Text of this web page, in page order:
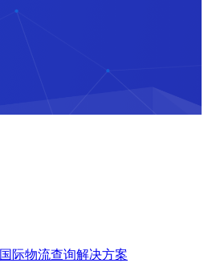
国际物流查询解决方案